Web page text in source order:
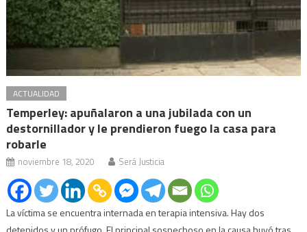
ACTUALIDAD
Temperley: apuñalaron a una jubilada con un
destornillador y le prendieron fuego la casa para
robarle
noviembre 18, 2020 Será Justicia
La víctima se encuentra internada en terapia intensiva. Hay dos